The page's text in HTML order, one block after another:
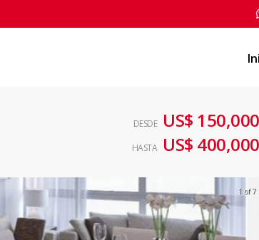
DESDE US$ 150,000
HASTA US$ 400,000
1 of 7